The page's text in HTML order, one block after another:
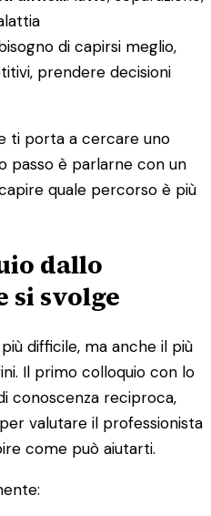
di capirsi meglio,
prendere decisioni
ti porta a cercare uno
passo è parlarne con un
quale percorso è più
dallo
si svolge
difficile, ma anche il più
Il primo colloquio con lo
conoscenza reciproca,
valutare il professionista
come può aiutarti.